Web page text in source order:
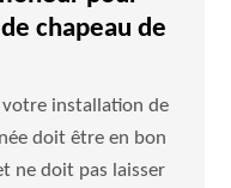
chapeau de
installation de
doit être en bon
ne doit pas laisser